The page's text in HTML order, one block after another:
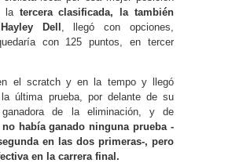
la tercera clasificada, la también
Dell
, llegó con opciones,
con 125 puntos, en tercer
el scratch y en la tempo y llegó
última prueba, por delante de su
ganadora de la eliminación, y de
había ganado ninguna prueba -
en las dos primeras-, pero
en la carrera final.